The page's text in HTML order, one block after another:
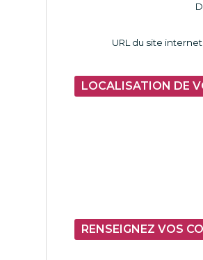
URL du site
LOCALISATION DE
RENSEIGNEZ VOS